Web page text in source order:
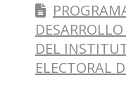
DEL
ELECTORAL